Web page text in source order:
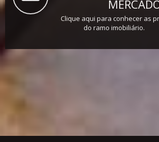
Clique aqui para conhecer as
do ramo imobiliário.